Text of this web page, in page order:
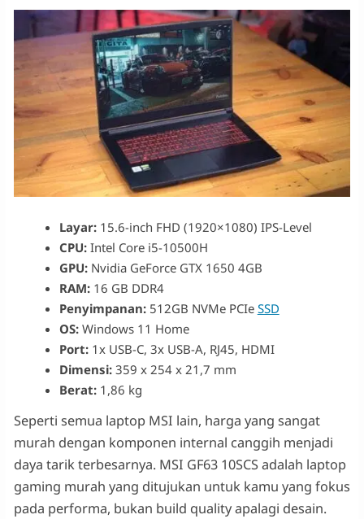
Layar: 15.6-inch FHD (1920×1080) IPS-Level
CPU: Intel Core i5-10500H
GPU: Nvidia GeForce GTX 1650 4GB
RAM: 16 GB DDR4
Penyimpanan: 512GB NVMe PCIe SSD
OS: Windows 11 Home
Port: 1x USB-C, 3x USB-A, RJ45, HDMI
Dimensi: 359 x 254 x 21,7 mm
Berat:1,86 kg
Seperti semua laptop MSI lain, harga yang sangat
murah dengan komponen internal canggih menjadi
daya tarik terbesarnya. MSI GF63 10SCS adalah laptop
gaming murah yang ditujukan untuk kamu yang fokus
pada performa, bukan build quality apalagi desain.